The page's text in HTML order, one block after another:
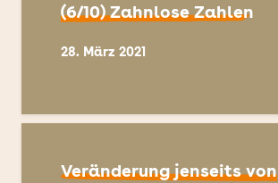
(6/10) Zahnlose Zahlen
28. März 2021
Veränderung jenseits von